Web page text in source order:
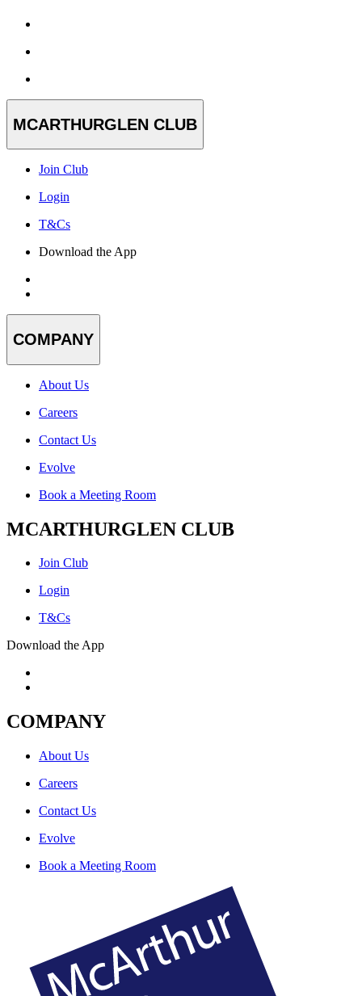
MCARTHURGLEN CLUB
Join Club
Login
T&Cs
Download the App
COMPANY
About Us
Careers
Contact Us
Evolve
Book a Meeting Room
MCARTHURGLEN CLUB
Join Club
Login
T&Cs
Download the App
COMPANY
About Us
Careers
Contact Us
Evolve
Book a Meeting Room